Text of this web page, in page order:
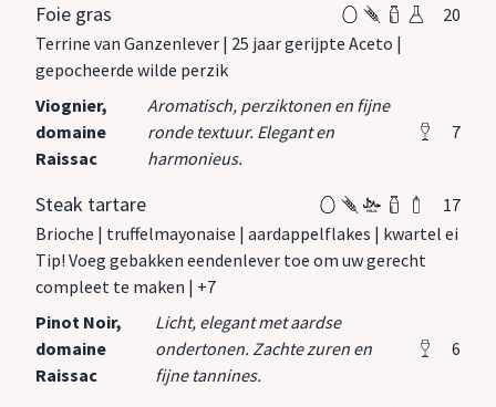
Foie gras
20
Terrine van Ganzenlever | 25 jaar gerijpte Aceto |
gepocheerde wilde perzik
Viognier,
domaine
Raissac
Aromatisch, perziktonen en fijne
ronde textuur. Elegant en
harmonieus.
7
Steak tartare
17
Brioche | truffelmayonaise | aardappelflakes | kwartel ei
Tip! Voeg gebakken eendenlever toe om uw gerecht
compleet te maken | +7
Pinot Noir,
domaine
Raissac
Licht, elegant met aardse
ondertonen. Zachte zuren en
fijne tannines.
6